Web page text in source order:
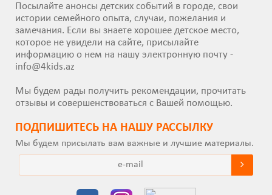
Посылайте анонсы детских событий в городе, свои
истории семейного опыта, случаи, пожелания и
замечания. Если вы знаете хорошее детское место,
которое не увидели на сайте, присылайте
информацию о нем на нашу электронную почту -
info@4kids.az
Мы будем рады получить рекомендации, прочитать
отзывы и совершенствоваться с Вашей помощью.
ПОДПИШИТEСЬ НА НАШУ РАССЫЛКУ
Мы будем присылать вам важные и лучшие материалы.